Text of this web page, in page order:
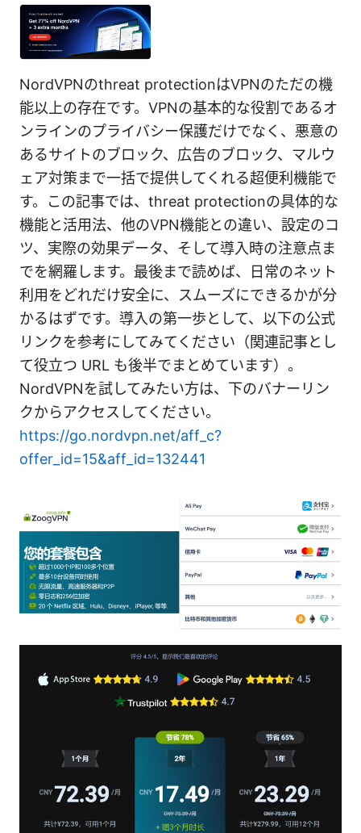
NordVPNのthreat protectionはVPNのただの機
能以上の存在です。VPNの基本的な役割であるオ
ンラインのプライバシー保護だけでなく、悪意の
あるサイトのブロック、広告のブロック、マルウ
ェア対策まで一括で提供してくれる超便利機能で
す。この記事では、threat protectionの具体的な
機能と活用法、他のVPN機能との違い、設定のコ
ツ、実際の効果データ、そして導入時の注意点ま
でを網羅します。最後まで読めば、日常のネット
利用をどれだけ安全に、スムーズにできるかが分
かるはずです。導入の第一歩として、以下の公式
リンクを参考にしてみてください（関連記事とし
て役立つ URL も後半でまとめています）。
NordVPNを試してみたい方は、下のバナーリン
クからアクセスしてください。
https://go.nordvpn.net/aff_c?
offer_id=15&aff_id=132441